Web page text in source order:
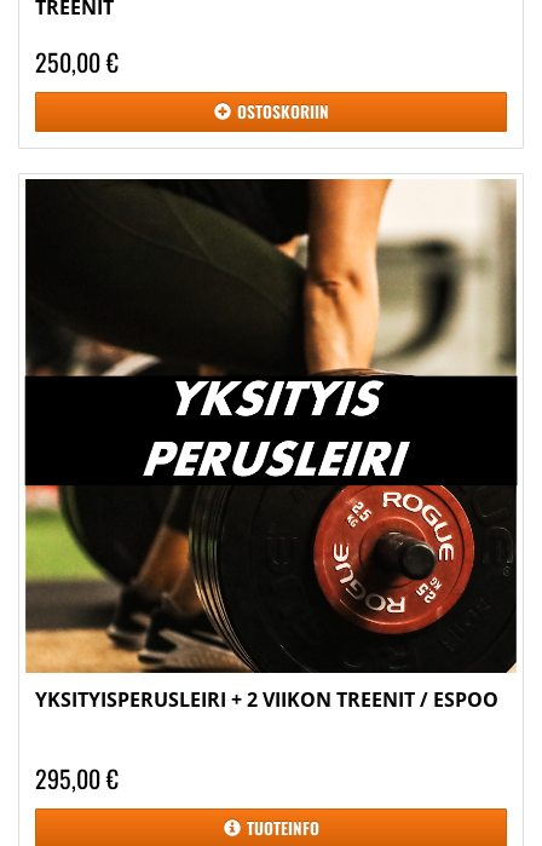
TREENIT
250,00 €
OSTOSKORIIN
YKSITYISPERUSLEIRI + 2 VIIKON TREENIT / ESPOO
295,00 €
TUOTEINFO